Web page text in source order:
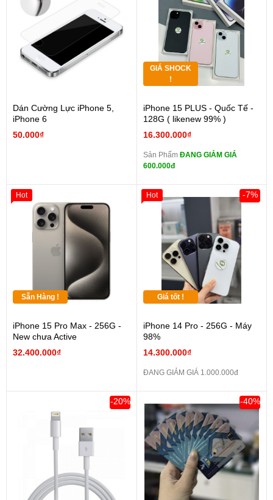
Dán Cường Lực iPhone 5,
iPhone 6
50.000₫
GIÁ SHOCK
!
iPhone 15 PLUS - Quốc Tế -
128G ( likenew 99% )
16.300.000₫
Sản Phẩm ĐANG GIẢM GIÁ
600.000đ
Sẵn Hàng !
iPhone 15 Pro Max - 256G -
New chưa Active
32.400.000₫
Hot
Giá tốt !
iPhone 14 Pro - 256G - Máy
98%
14.300.000₫
-7%
ĐANG GIẢM GIÁ 1.000.000đ
Hot
-20% -40%